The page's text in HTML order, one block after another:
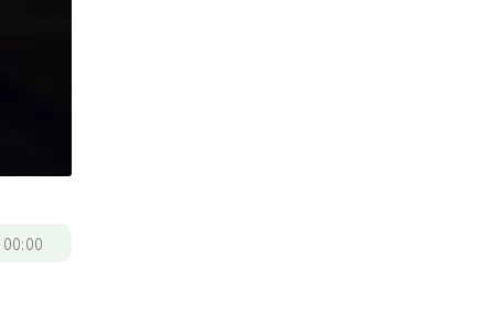
00:00